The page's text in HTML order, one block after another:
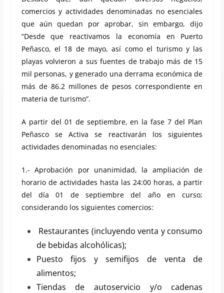
comercios y actividades denominadas no esenciales
que aún quedan por aprobar, sin embargo, dijo
“Desde que reactivamos la economía en Puerto
Peñasco, el 18 de mayo, así como el turismo y las
playas volvieron a sus fuentes de trabajo más de 15
mil personas, y generado una derrama económica de
más de 86.2 millones de pesos correspondiente en
materia de turismo”.
A partir del 01 de septiembre, en la fase 7 del Plan
Peñasco se Activa se reactivarán los siguientes
actividades denominadas no esenciales:
1.- Aprobación por unanimidad, la ampliación de
horario de actividades hasta las 24:00 horas, a partir
del día 01 de septiembre del año en curso;
considerando los siguientes comercios:
Restaurantes (incluyendo venta y consumo
de bebidas alcohólicas);
Puesto fijos y semifijos de venta de
alimentos;
Tiendas de autoservicio y/o cadenas